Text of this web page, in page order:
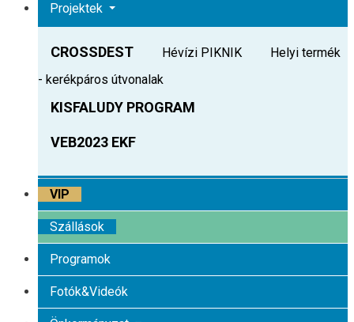
Projektek
CROSSDEST Hévízi PIKNIK
Helyi termék
- kerékpáros útvonalak
KISFALUDY PROGRAM
VEB2023 EKF
VIP
Szállások
Programok
Fotók&Videók